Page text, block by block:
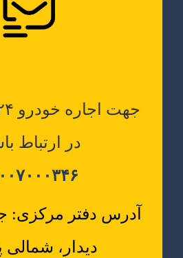
در ارتباط
آدرس دفتر مرکزی:
دیدار، شمالی